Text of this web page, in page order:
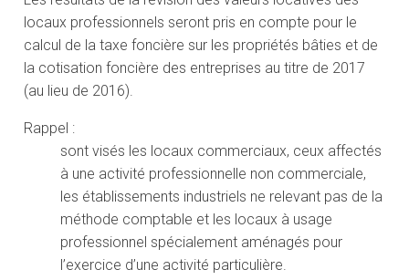
locaux professionnels seront pris en compte pour le
calcul de la taxe foncière sur les propriétés bâties et de
la cotisation foncière des entreprises au titre de 2017
(au lieu de 2016).
Rappel :
sont visés les locaux commerciaux, ceux affectés
à une activité professionnelle non commerciale,
les établissements industriels ne relevant pas de la
méthode comptable et les locaux à usage
professionnel spécialement aménagés pour
l’exercice d’une activité particulière.